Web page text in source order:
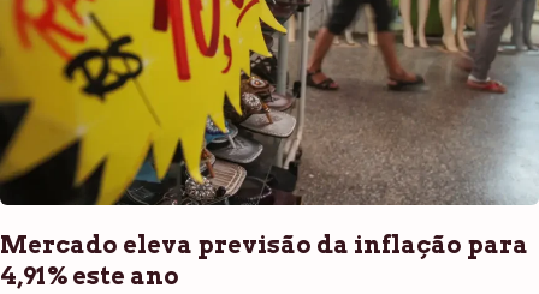
Mercado eleva previsão da inflação para
4,91% este ano